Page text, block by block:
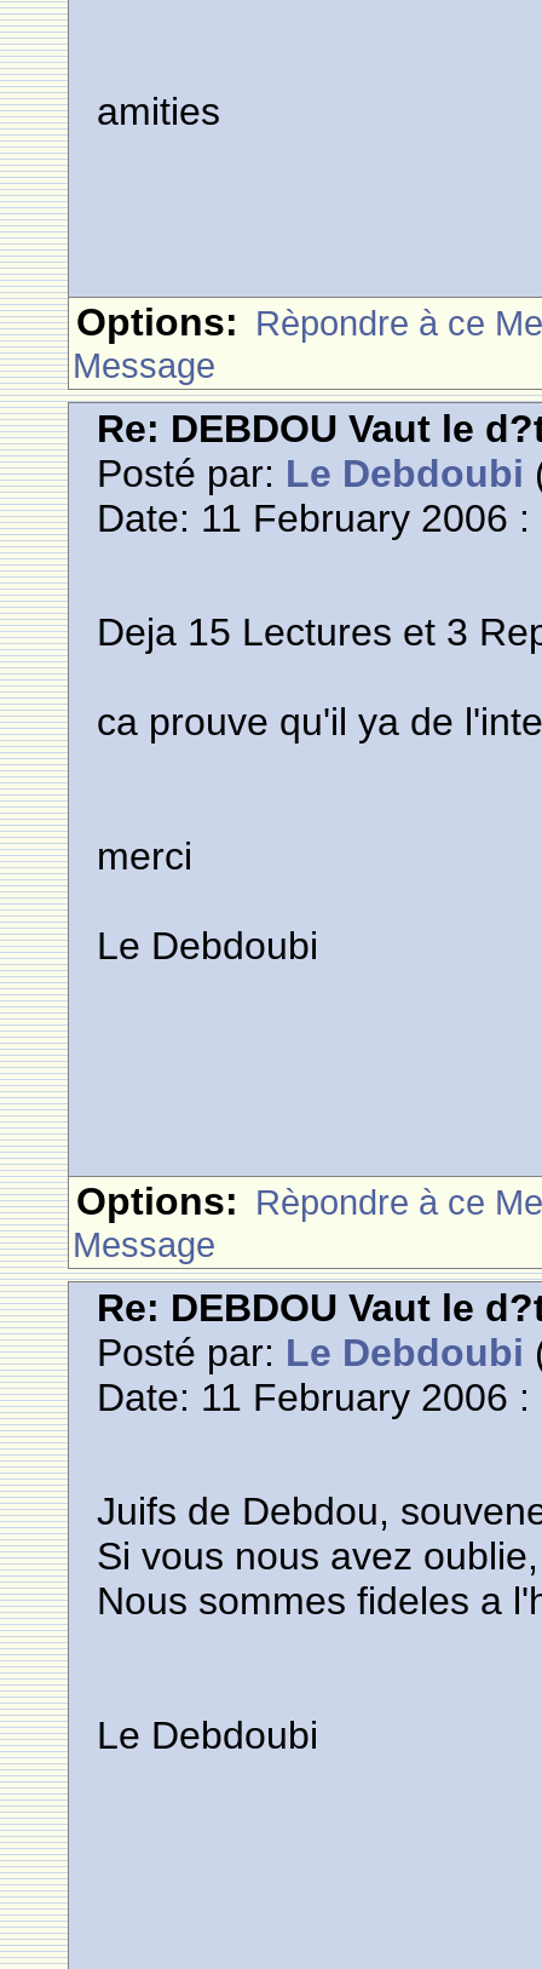
amities
Options: Rèpondre à ce
Message
Re: DEBDOU Vaut le
Posté par: Le Debdoubi
Date: 11 February 2006 :
Deja 15 Lectures et 3
ca prouve qu'il ya de
merci
Le Debdoubi
Options: Rèpondre à ce
Message
Re: DEBDOU Vaut le
Posté par: Le Debdoubi
Date: 11 February 2006 :
Juifs de Debdou,
Si vous nous avez
Nous sommes fideles a
Le Debdoubi